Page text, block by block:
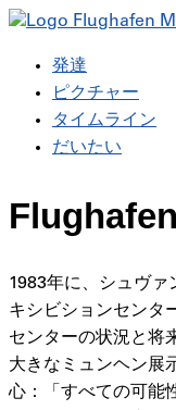
発達
ピクチャー
タイムライン
だいたい
1983年に、シュヴ
キシビションセンタ
センターの状況と将
大きなミュンヘン展
心：「すべての可能